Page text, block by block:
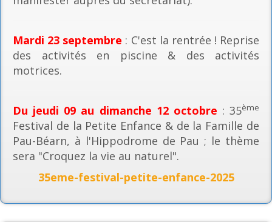
Mardi 23 septembre : C'est la rentrée ! Reprise
des activités en piscine & des activités
motrices.
Du jeudi 09 au dimanche 12 octobre : 35ème
Festival de la Petite Enfance & de la Famille de
Pau-Béarn, à l'Hippodrome de Pau ; le thème
sera "Croquez la vie au naturel".
35eme-festival-petite-enfance-2025